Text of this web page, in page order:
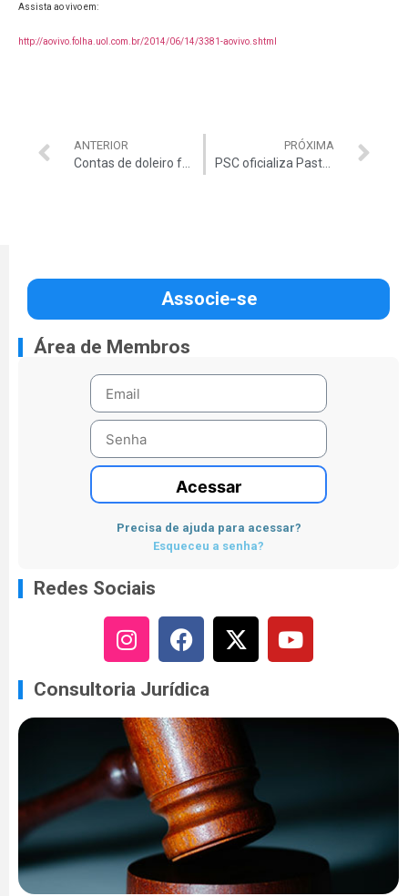
Assista ao vivo em:
http://aovivo.folha.uol.com.br/2014/06/14/3381-aovivo.shtml
ANTERIOR PRÓXIMA
PSC oficializa Pastor Everaldo para concorrer à Presidência
Associe-se
Área de Membros
Acessar
Precisa de ajuda para acessar?
Esqueceu a senha?
Redes Sociais
Consultoria Jurídica